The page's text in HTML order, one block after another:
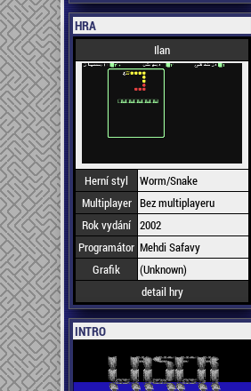
HRA
Ilan
Herní styl
Worm/Snake
Multiplayer Bez multiplayeru
Rok vydání 2002
Programátor Mehdi Safavy
Grafik
(Unknown)
detail hry
INTRO